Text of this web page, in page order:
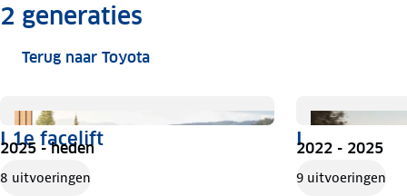
2 generaties
Terug naar Toyota
I 1e facelift
2025 - heden
8 uitvoeringen
I
2022 - 2025
9 uitvoeringen